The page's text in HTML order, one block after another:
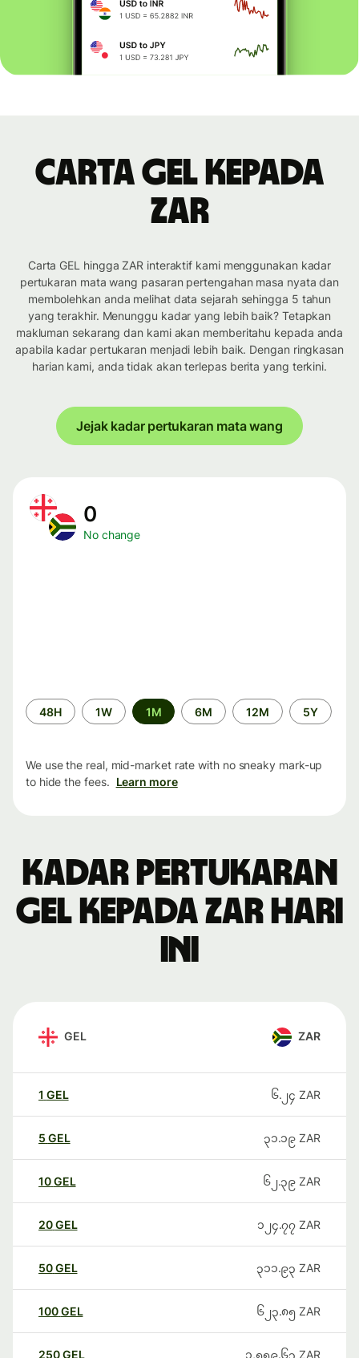
Carta GEL kepada
ZAR
Carta GEL hingga ZAR interaktif kami menggunakan kadar
pertukaran mata wang pasaran pertengahan masa nyata dan
membolehkan anda melihat data sejarah sehingga 5 tahun
yang terakhir. Menunggu kadar yang lebih baik? Tetapkan
makluman sekarang dan kami akan memberitahu kepada anda
apabila kadar pertukaran menjadi lebih baik. Dengan ringkasan
harian kami, anda tidak akan terlepas berita yang terkini.
Jejak kadar pertukaran mata wang
0
No change
Time
period
48H 1W 1M 6M 12M 5Y
We use the real, mid-market rate with no sneaky mark-up
to hide the fees. Learn more
Kadar pertukaran
GEL kepada ZAR hari
ini
GEL ZAR
1 GEL ၆.၂၄ ZAR
5 GEL ၃၁.၁၉ ZAR
10GEL ၆၂.၃၉ ZAR
20GEL ၁၂၄.၇၇ ZAR
50GEL ၃၁၁.၉၃ ZAR
100GEL ၆၂၃.၈၅ ZAR
250GEL ၁,၅၅၉.၆၃ ZAR